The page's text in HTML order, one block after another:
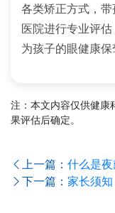
各类矫正方式，
医院进行专业评
为孩子的眼健康保
注：本文内容仅供健康
果评估后确定。
上一篇： 什么是
下一篇： 家长须